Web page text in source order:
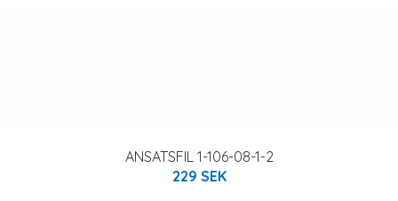
ANSATSFIL 1-106-08-1-2
229 SEK